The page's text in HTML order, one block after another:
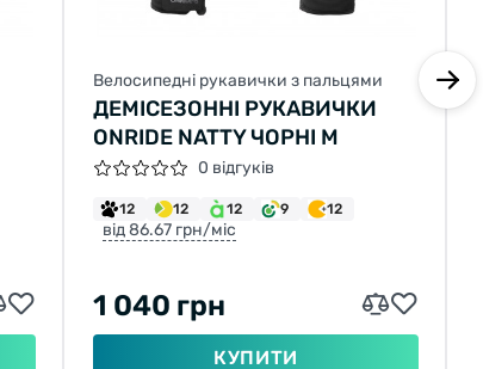
Велосипедні рукавички з пальцями
ДЕМІСЕЗОННІ РУКАВИЧКИ
ONRIDE NATTY ЧОРНІ M
0 відгуків
12 12 12 9 12
від 86.67 грн/міс
1 040 грн
КУПИТИ